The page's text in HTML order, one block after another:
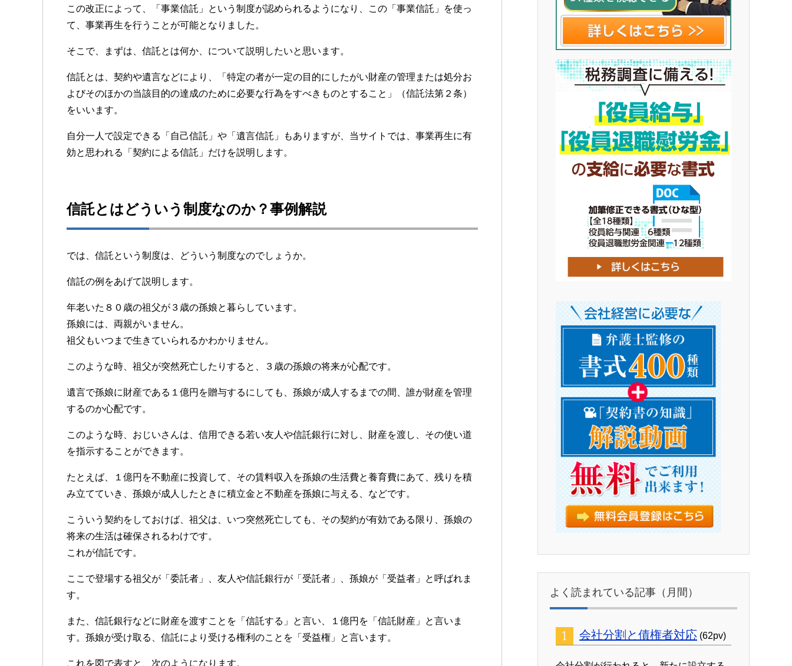
この改正によって、「事業信託」という制度が認められるようになり、この「事業信託」を使っ
て、事業再生を行うことが可能となりました。
そこで、まずは、信託とは何か、について説明したいと思います。
信託とは、契約や遺言などにより、「特定の者が一定の目的にしたがい財産の管理または処分お
よびそのほかの当該目的の達成のために必要な行為をすべきものとすること」（信託法第２条）
をいいます。
自分一人で設定できる「自己信託」や「遺言信託」もありますが、当サイトでは、事業再生に有
効と思われる「契約による信託」だけを説明します。
信託とはどういう制度なのか？事例解説
では、信託という制度は、どういう制度なのでしょうか。
信託の例をあげて説明します。
年老いた８０歳の祖父が３歳の孫娘と暮らしています。
孫娘には、両親がいません。
祖父もいつまで生きていられるかわかりません。
このような時、祖父が突然死亡したりすると、３歳の孫娘の将来が心配です。
遺言で孫娘に財産である１億円を贈与するにしても、孫娘が成人するまでの間、誰が財産を管理
するのか心配です。
このような時、おじいさんは、信用できる若い友人や信託銀行に対し、財産を渡し、その使い道
を指示することができます。
たとえば、１億円を不動産に投資して、その賃料収入を孫娘の生活費と養育費にあて、残りを積
み立てていき、孫娘が成人したときに積立金と不動産を孫娘に与える、などです。
こういう契約をしておけば、祖父は、いつ突然死亡しても、その契約が有効である限り、孫娘の
将来の生活は確保されるわけです。
これが信託です。
ここで登場する祖父が「委託者」、友人や信託銀行が「受託者」、孫娘が「受益者」と呼ばれま
す。
また、信託銀行などに財産を渡すことを「信託する」と言い、１億円を「信託財産」と言いま
す。孫娘が受け取る、信託により受ける権利のことを「受益権」と言います。
これを図で表すと、次のようになります。
よく読まれている記事（月間）
会社分割と債権者対応 (62pv)